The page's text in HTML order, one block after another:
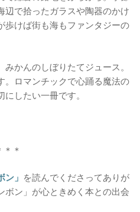
辺で拾ったガラスや陶器のかけ
歩けば街も海もファンタジーの
かんのしぼりたてジュース。
。ロマンチックで心踊る魔法の
したい一冊です。
＊＊
」 を読んでくださってありが
ボン」が心ときめく本との出会